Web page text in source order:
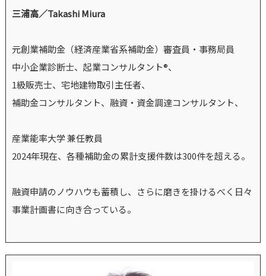
三浦高／Takashi Miura
元創業補助金（経済産業省系補助金）審査員・事務局員
中小企業診断士、起業コンサルタント®、
1級販売士、宅地建物取引主任者、
補助金コンサルタント、融資・資金調達コンサルタント、
産業能率大学 兼任教員
2024年現在、各種補助金の累計支援件数は300件を超える。
融資申請のノウハウも蓄積し、さらに磨きを掛けるべく日々
事業計画書に向き合っている。